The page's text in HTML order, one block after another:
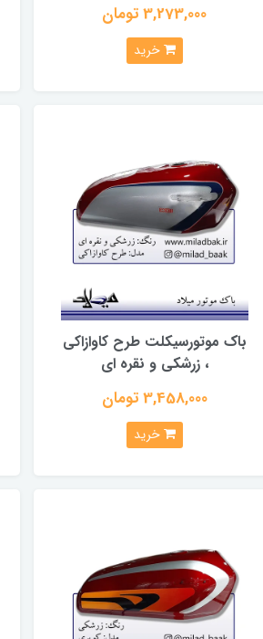
3,273,000 تومان
خرید
باک موتورسیکلت طرح کاوازاکی
، زرشکی و نقره ای
3,458,000 تومان
خرید